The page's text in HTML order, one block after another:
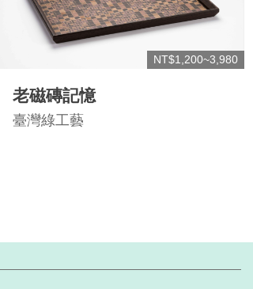
NT$1,200~3,980
老磁磚記憶
臺灣綠工藝